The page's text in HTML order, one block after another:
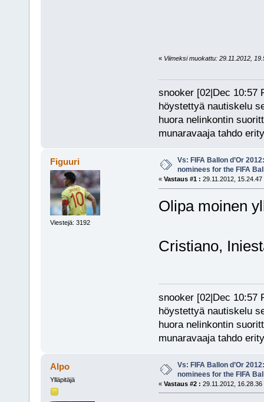
« Viimeksi muokattu: 29.11.2012,
snooker [02|Dec 10:57
höystettyä nautiskelu
huora nelinkontin
munaravaaja tahdo
Figuuri
Viestejä: 3192
Vs: FIFA Ballon d’Or
nominees for the FIFA
« Vastaus #1 : 29.11.2012, 15.24.47
Olipa moinen
Cristiano,
snooker [02|Dec 10:57
höystettyä nautiskelu
huora nelinkontin
munaravaaja tahdo
Alpo
Ylläpitäjä
Vs: FIFA Ballon d’Or
nominees for the FIFA
« Vastaus #2 : 29.11.2012, 16.28.36